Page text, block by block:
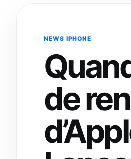
NEWS IPHONE
de